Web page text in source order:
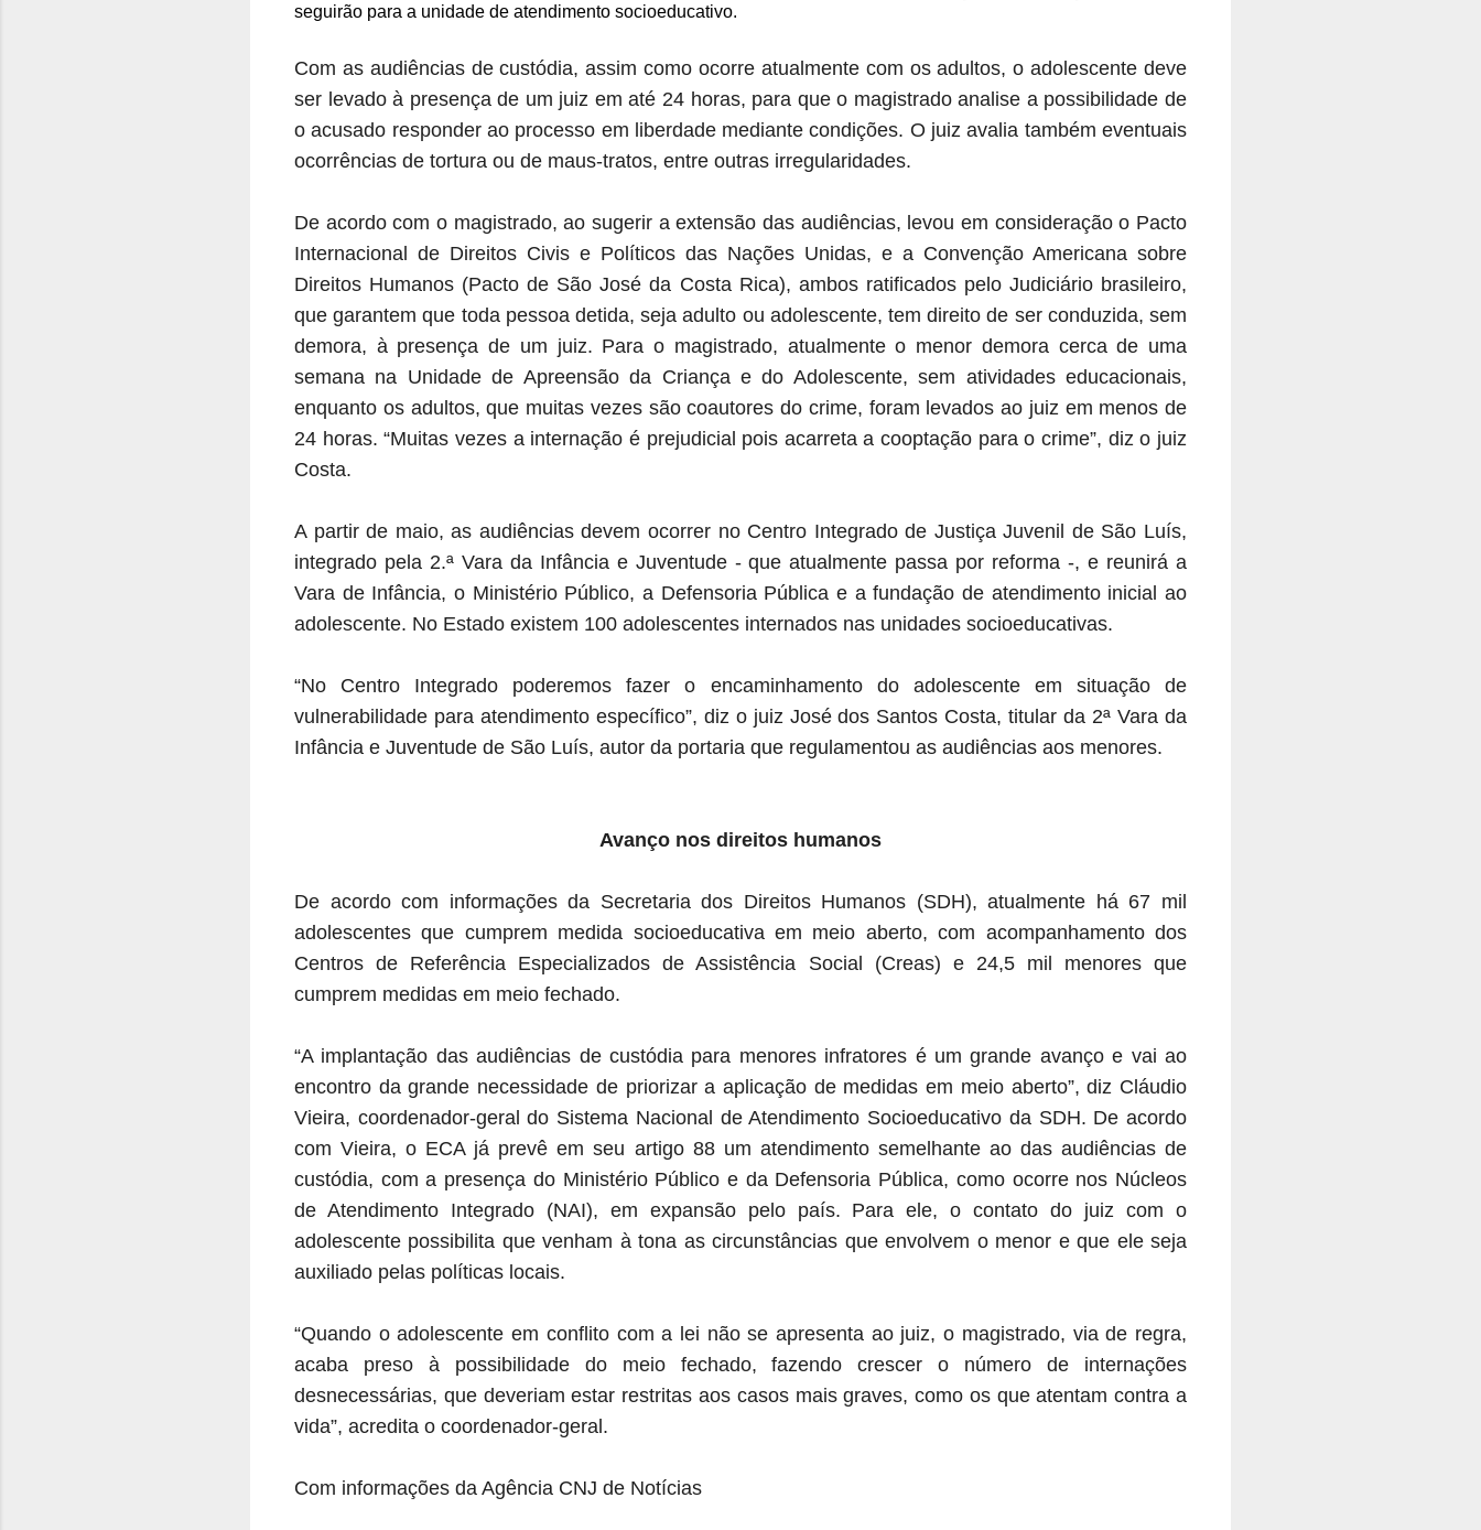
seguirão para a unidade de atendimento socioeducativo.
Com as audiências de custódia, assim como ocorre atualmente com os adultos, o adolescente deve
ser levado à presença de um juiz em até 24 horas, para que o magistrado analise a possibilidade de
o acusado responder ao processo em liberdade mediante condições. O juiz avalia também eventuais
ocorrências de tortura ou de maus-tratos, entre outras irregularidades.
De acordo com o magistrado, ao sugerir a extensão das audiências, levou em consideração o Pacto
Internacional de Direitos Civis e Políticos das Nações Unidas, e a Convenção Americana sobre
Direitos Humanos (Pacto de São José da Costa Rica), ambos ratificados pelo Judiciário brasileiro,
que garantem que toda pessoa detida, seja adulto ou adolescente, tem direito de ser conduzida, sem
demora, à presença de um juiz. Para o magistrado, atualmente o menor demora cerca de uma
semana na Unidade de Apreensão da Criança e do Adolescente, sem atividades educacionais,
enquanto os adultos, que muitas vezes são coautores do crime, foram levados ao juiz em menos de
24 horas. “Muitas vezes a internação é prejudicial pois acarreta a cooptação para o crime”, diz o juiz
Costa.
A partir de maio, as audiências devem ocorrer no Centro Integrado de Justiça Juvenil de São Luís,
integrado pela 2.ª Vara da Infância e Juventude - que atualmente passa por reforma -, e reunirá a
Vara de Infância, o Ministério Público, a Defensoria Pública e a fundação de atendimento inicial ao
adolescente. No Estado existem 100 adolescentes internados nas unidades socioeducativas.
“No Centro Integrado poderemos fazer o encaminhamento do adolescente em situação de
vulnerabilidade para atendimento específico”, diz o juiz José dos Santos Costa, titular da 2ª Vara da
Infância e Juventude de São Luís, autor da portaria que regulamentou as audiências aos menores.
Avanço nos direitos humanos
De acordo com informações da Secretaria dos Direitos Humanos (SDH), atualmente há 67 mil
adolescentes que cumprem medida socioeducativa em meio aberto, com acompanhamento dos
Centros de Referência Especializados de Assistência Social (Creas) e 24,5 mil menores que
cumprem medidas em meio fechado.
“A implantação das audiências de custódia para menores infratores é um grande avanço e vai ao
encontro da grande necessidade de priorizar a aplicação de medidas em meio aberto”, diz Cláudio
Vieira, coordenador-geral do Sistema Nacional de Atendimento Socioeducativo da SDH. De acordo
com Vieira, o ECA já prevê em seu artigo 88 um atendimento semelhante ao das audiências de
custódia, com a presença do Ministério Público e da Defensoria Pública, como ocorre nos Núcleos
de Atendimento Integrado (NAI), em expansão pelo país. Para ele, o contato do juiz com o
adolescente possibilita que venham à tona as circunstâncias que envolvem o menor e que ele seja
auxiliado pelas políticas locais.
“Quando o adolescente em conflito com a lei não se apresenta ao juiz, o magistrado, via de regra,
acaba preso à possibilidade do meio fechado, fazendo crescer o número de internações
desnecessárias, que deveriam estar restritas aos casos mais graves, como os que atentam contra a
vida”, acredita o coordenador-geral.
Com informações da Agência CNJ de Notícias